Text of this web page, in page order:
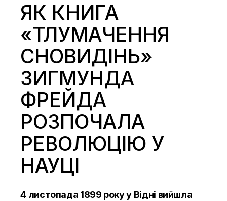
ЯК КНИГА
«ТЛУМАЧЕННЯ
СНОВИДІНЬ»
ЗИГМУНДА
ФРЕЙДА
РОЗПОЧАЛА
РЕВОЛЮЦІЮ У
НАУЦІ
4 листопада 1899 року у Відні вийшла